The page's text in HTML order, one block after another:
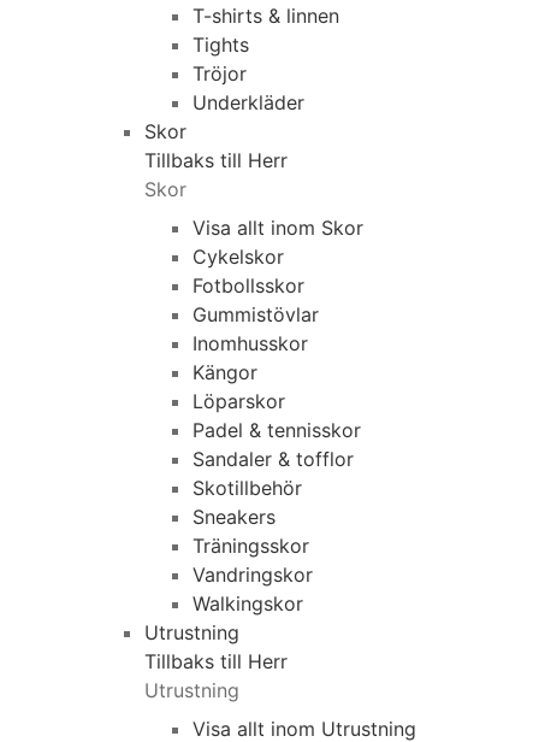
T-shirts & linnen
Tights
Tröjor
Underkläder
Skor
Tillbaks till Herr
Skor
Visa allt inom Skor
Cykelskor
Fotbollsskor
Gummistövlar
Inomhusskor
Kängor
Löparskor
Padel & tennisskor
Sandaler & tofflor
Skotillbehör
Sneakers
Träningsskor
Vandringskor
Walkingskor
Utrustning
Tillbaks till Herr
Utrustning
Visa allt inom Utrustning